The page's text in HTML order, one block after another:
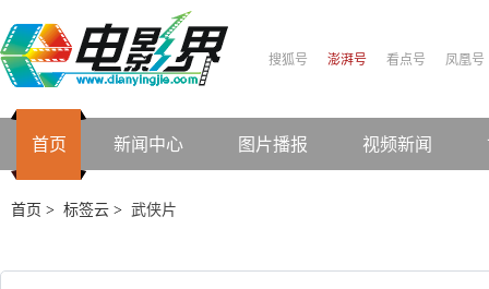
搜狐号 澎湃号 看点号 凤凰号
首页 新闻中心 图片播报 视频新闻
首页 > 标签云 > 武侠片